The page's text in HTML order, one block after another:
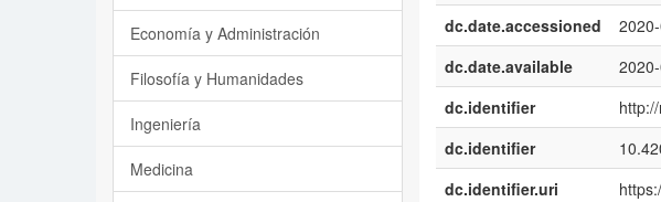
dc.date.accessioned
dc.date.available
dc.identifier
dc.identifier
dc.identifier.uri
Economía y Administración
Filosofía y Humanidades
Ingeniería
Medicina